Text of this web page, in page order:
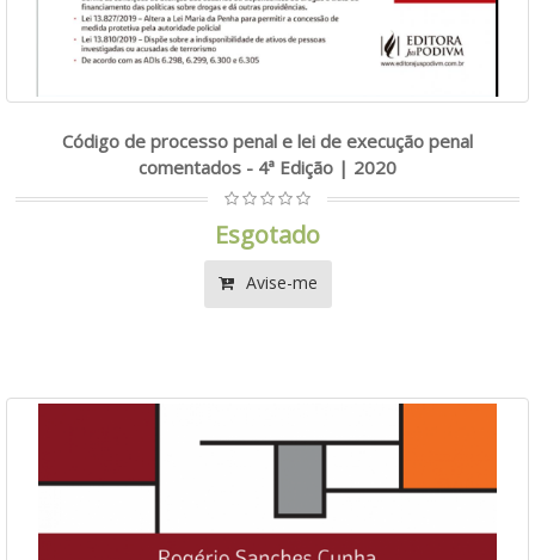
Código de processo penal e lei de execução penal
comentados - 4ª Edição | 2020
Esgotado
Avise-me